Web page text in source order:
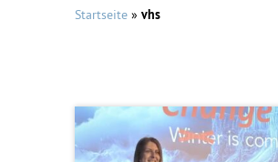
Startseite » vhs